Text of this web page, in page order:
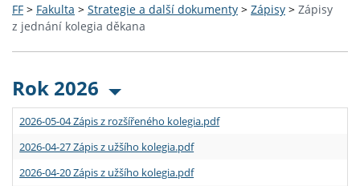
FF > Fakulta > Strategie a další dokumenty > Zápisy > Zápisy
z jednání kolegia děkana
Rok 2026
2026-05-04 Zápis z rozšířeného kolegia.pdf
2026-04-27 Zápis z užšího kolegia.pdf
2026-04-20 Zápis z užšího kolegia.pdf